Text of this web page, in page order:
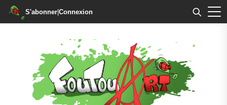
S'abonner|Connexion